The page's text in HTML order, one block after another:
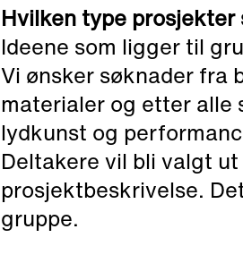
Hvilken type
Ideene som ligger til
Vi ønsker søknader fra
materialer og etter alle
lydkunst og
Deltakere vil bli valgt
prosjektbeskrivelse.
gruppe.